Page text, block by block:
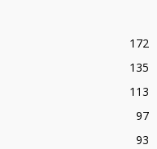
172
135
113
97
93